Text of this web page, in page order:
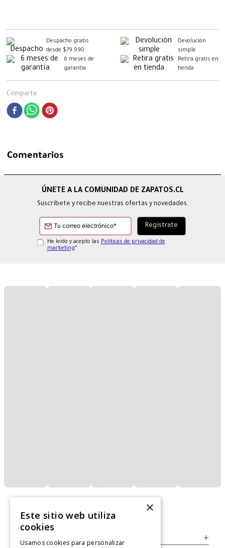
Despacho gratis
desde $79.990
Devolución
simple
6 meses de
garantía
Retira gratis en
tienda
Comparte
Comentarios
Suscríbete y recibe nuestras ofertas y novedades.
He leído y acepto las Políticas de privacidad de
marketing*
+
×
Este sitio web utiliza
cookies
Usamos cookies para personalizar